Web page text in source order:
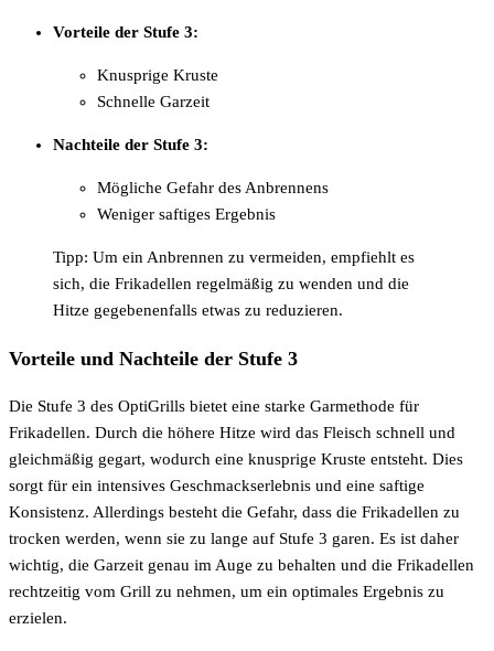
Vorteile der Stufe 3:
Knusprige Kruste
Schnelle Garzeit
Nachteile der Stufe 3:
Mögliche Gefahr des Anbrennens
Weniger saftiges Ergebnis
Tipp: Um ein Anbrennen zu vermeiden, empfiehlt es
sich, die Frikadellen regelmäßig zu wenden und die
Hitze gegebenenfalls etwas zu reduzieren.
Vorteile und Nachteile der Stufe 3
Die Stufe 3 des OptiGrills bietet eine starke Garmethode für
Frikadellen. Durch die höhere Hitze wird das Fleisch schnell und
gleichmäßig gegart, wodurch eine knusprige Kruste entsteht. Dies
sorgt für ein intensives Geschmackserlebnis und eine saftige
Konsistenz. Allerdings besteht die Gefahr, dass die Frikadellen zu
trocken werden, wenn sie zu lange auf Stufe 3 garen. Es ist daher
wichtig, die Garzeit genau im Auge zu behalten und die Frikadellen
rechtzeitig vom Grill zu nehmen, um ein optimales Ergebnis zu
erzielen.